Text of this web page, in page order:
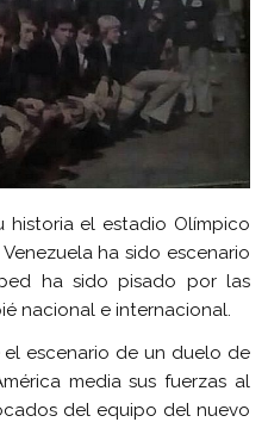
historia el estadio Olímpico
ha sido escenario
ha sido pisado por las
nacional e internacional.
el escenario de un duelo de
media sus fuerzas al
del equipo del nuevo